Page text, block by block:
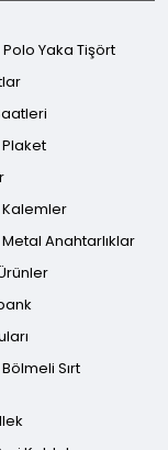
Polo Yaka Tişört
Kalemler
Anahtarlıklar
Sırt